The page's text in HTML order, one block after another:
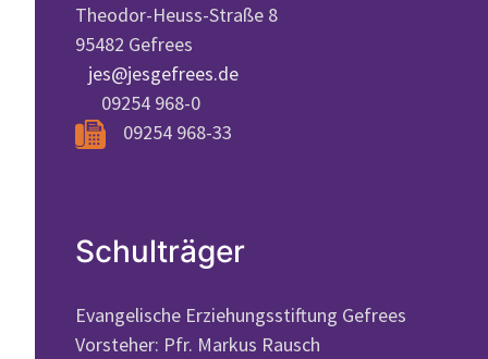
Theodor-Heuss-Straße 8
95482 Gefrees
jes@jesgefrees.de
09254 968-0
09254 968-33
Schulträger
Evangelische Erziehungsstiftung Gefrees
Vorsteher: Pfr. Markus Rausch